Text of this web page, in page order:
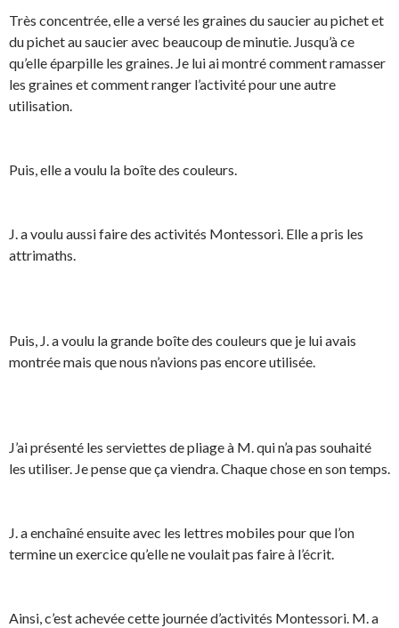
Très concentrée, elle a versé les graines du saucier au pichet et
du pichet au saucier avec beaucoup de minutie. Jusqu’à ce
qu’elle éparpille les graines. Je lui ai montré comment ramasser
les graines et comment ranger l’activité pour une autre
utilisation.
Puis, elle a voulu la boîte des couleurs.
J. a voulu aussi faire des activités Montessori. Elle a pris les
attrimaths.
Puis, J. a voulu la grande boîte des couleurs que je lui avais
montrée mais que nous n’avions pas encore utilisée.
J’ai présenté les serviettes de pliage à M. qui n’a pas souhaité
les utiliser. Je pense que ça viendra. Chaque chose en son temps.
J. a enchaîné ensuite avec les lettres mobiles pour que l’on
termine un exercice qu’elle ne voulait pas faire à l’écrit.
Ainsi, c’est achevée cette journée d’activités Montessori. M. a